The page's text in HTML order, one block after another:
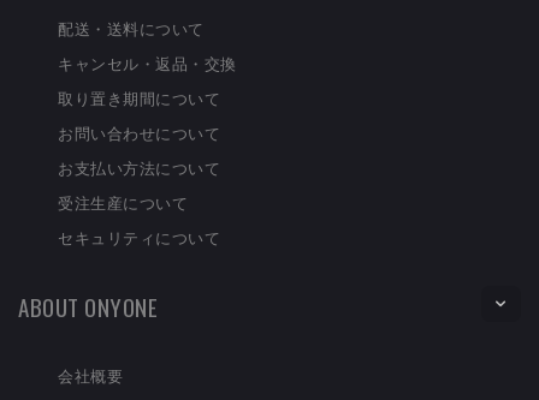
配送・送料について
キャンセル・返品・交換
取り置き期間について
お問い合わせについて
お支払い方法について
受注生産について
セキュリティについて
ABOUT ONYONE
会社概要